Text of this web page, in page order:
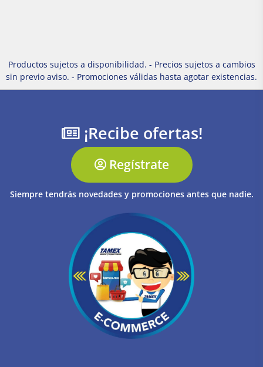
Productos sujetos a disponibilidad. - Precios sujetos a cambios
sin previo aviso. - Promociones válidas hasta agotar existencias.
¡Recibe ofertas!
Regístrate
Siempre tendrás novedades y promociones antes que nadie.